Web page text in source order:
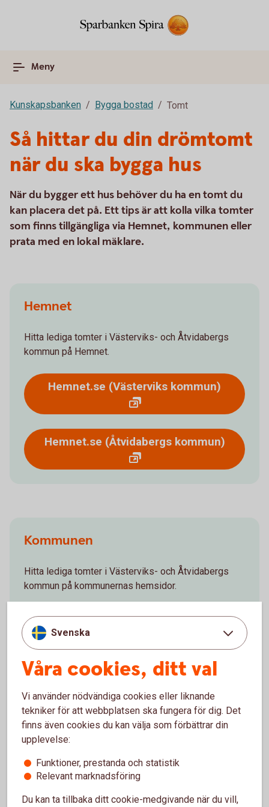
Meny
Kunskapsbanken Bygga bostad Tomt
Så hittar du din drömtomt
när du ska bygga hus
När du bygger ett hus behöver du ha en tomt du
kan placera det på. Ett tips är att kolla vilka tomter
som finns tillgängliga via Hemnet, kommunen eller
prata med en lokal mäklare.
Hemnet
Hitta lediga tomter i Västerviks- och Åtvidabergs
kommun på Hemnet.
Hemnet.se (Västerviks kommun)
Hemnet.se (Åtvidabergs kommun)
Kommunen
Hitta lediga tomter i Västerviks- och Åtvidabergs
kommun på kommunernas hemsidor.
atvidaberg.se
Svenska
Våra cookies, ditt val
Vi använder nödvändiga cookies eller liknande
tekniker för att webbplatsen ska fungera för dig. Det
finns även cookies du kan välja som förbättrar din
upplevelse:
Funktioner, prestanda och statistik
Relevant marknadsföring
Du kan ta tillbaka ditt cookie-medgivande när du vill,